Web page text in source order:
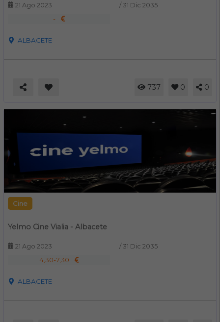
21 Ago 2023 / 31 Dic 2035
-
ALBACETE
737 0 0
Cine
Yelmo Cine Vialia - Albacete
21 Ago 2023 / 31 Dic 2035
4,30-7,30
ALBACETE